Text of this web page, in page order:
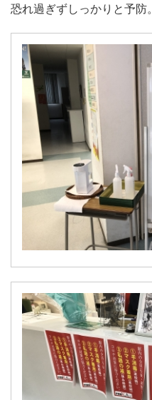
恐れ過ぎずしっかりと予防。